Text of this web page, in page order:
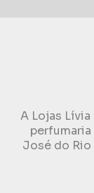
A Lojas
José do Rio